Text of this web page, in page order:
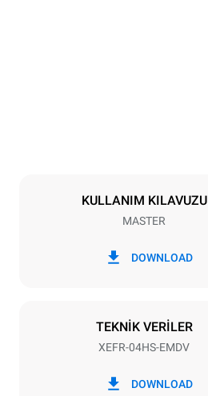
KULLANIM KILAVUZU
MASTER
DOWNLOAD
TEKNİK VERİLER
XEFR-04HS-EMDV
DOWNLOAD